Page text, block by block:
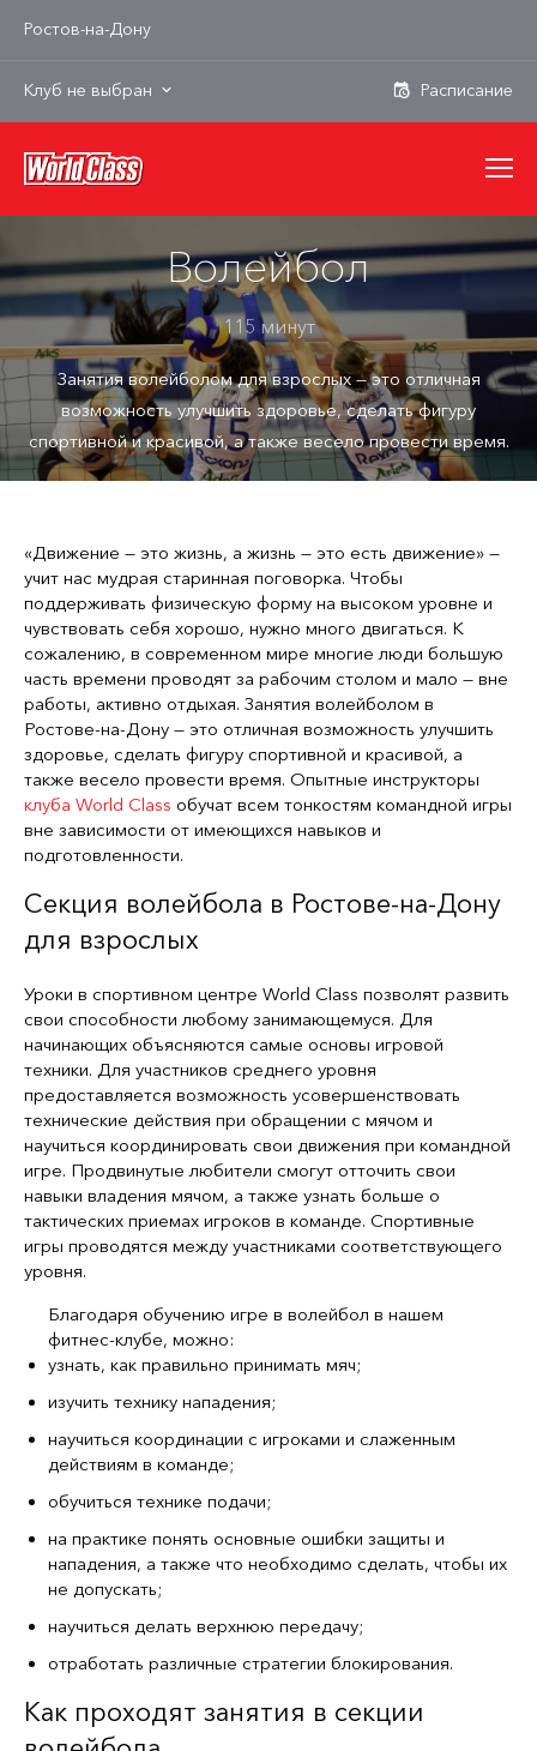
Ростов-на-Дону
Клуб не выбран
Волейбол
115 минут
Занятия волейболом для взрослых — это отличная
возможность улучшить здоровье, сделать фигуру
спортивной и красивой, а также весело провести время.
«Движение — это жизнь, а жизнь — это есть движение» —
учит нас мудрая старинная поговорка. Чтобы
поддерживать физическую форму на высоком уровне и
чувствовать себя хорошо, нужно много двигаться. К
сожалению, в современном мире многие люди большую
часть времени проводят за рабочим столом и мало — вне
работы, активно отдыхая. Занятия волейболом в
Ростове-на-Дону — это отличная возможность улучшить
здоровье, сделать фигуру спортивной и красивой, а
также весело провести время. Опытные инструкторы
клуба World Class обучат всем тонкостям командной игры
вне зависимости от имеющихся навыков и
подготовленности.
Секция волейбола в Ростове-на-Дону
для взрослых
Уроки в спортивном центре World Class позволят развить
свои способности любому занимающемуся. Для
начинающих объясняются самые основы игровой
техники. Для участников среднего уровня
предоставляется возможность усовершенствовать
технические действия при обращении с мячом и
научиться координировать свои движения при командной
игре. Продвинутые любители смогут отточить свои
навыки владения мячом, а также узнать больше о
тактических приемах игроков в команде. Спортивные
игры проводятся между участниками соответствующего
уровня.
Благодаря обучению игре в волейбол в нашем
фитнес-клубе, можно:
узнать, как правильно принимать мяч;
изучить технику нападения;
научиться координации с игроками и слаженным
действиям в команде;
обучиться технике подачи;
на практике понять основные ошибки защиты и
нападения, а также что необходимо сделать, чтобы их
не допускать;
научиться делать верхнюю передачу;
отработать различные стратегии блокирования.
Как проходят занятия в секции